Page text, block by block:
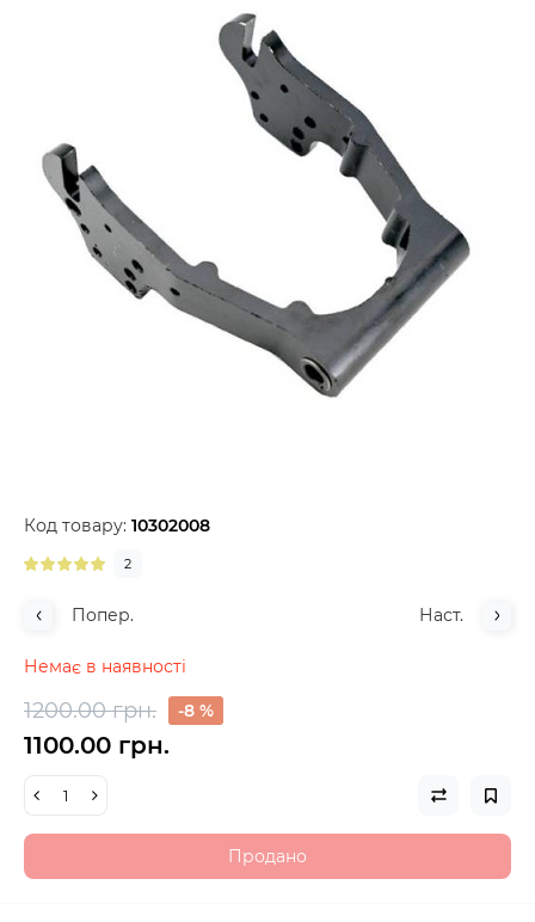
Код товару: 10302008
2
Попер. Наст.
Немає в наявності
1200.00 грн. -8 %
1100.00 грн.
Продано